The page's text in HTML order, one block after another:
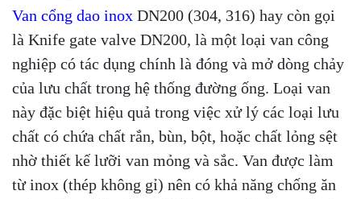
Van cổng dao inox DN200 (304, 316) hay còn gọi
là Knife gate valve DN200, là một loại van công
nghiệp có tác dụng chính là đóng và mở dòng chảy
của lưu chất trong hệ thống đường ống. Loại van
này đặc biệt hiệu quả trong việc xử lý các loại lưu
chất có chứa chất rắn, bùn, bột, hoặc chất lỏng sệt
nhờ thiết kế lưỡi van mỏng và sắc. Van được làm
từ inox (thép không gỉ) nên có khả năng chống ăn